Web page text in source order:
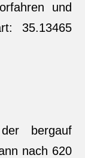
und
35.13465
bergauf
nach 620